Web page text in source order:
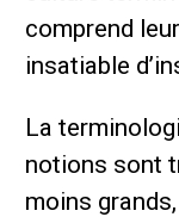
comprend
insatiable
La
notions sont
moins